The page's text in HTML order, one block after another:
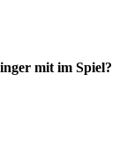
mit im Spiel?